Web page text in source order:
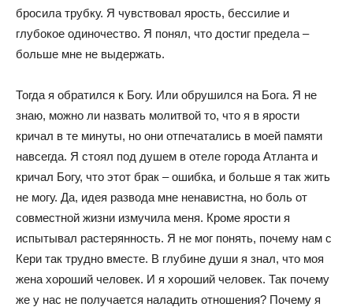
бросила трубку. Я чувствовал ярость, бессилие и
глубокое одиночество. Я понял, что достиг предела –
больше мне не выдержать.
Тогда я обратился к Богу. Или обрушился на Бога. Я не
знаю, можно ли назвать молитвой то, что я в ярости
кричал в те минуты, но они отпечатались в моей памяти
навсегда. Я стоял под душем в отеле города Атланта и
кричал Богу, что этот брак – ошибка, и больше я так жить
не могу. Да, идея развода мне ненавистна, но боль от
совместной жизни измучила меня. Кроме ярости я
испытывал растерянность. Я не мог понять, почему нам с
Кери так трудно вместе. В глубине души я знал, что моя
жена хороший человек. И я хороший человек. Так почему
же у нас не получается наладить отношения? Почему я